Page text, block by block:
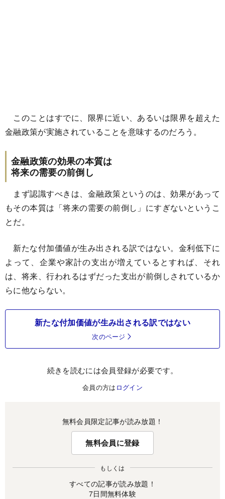
このことはすでに、限界に近い、あるいは限界を超えた
金融政策が実施されていることを意味するのだろう。
金融政策の効果の本質は
将来の需要の前倒し
まず認識すべきは、金融政策というのは、効果があって
もその本質は「将来の需要の前倒し」にすぎないというこ
とだ。
新たな付加価値が生み出される訳ではない。金利低下に
よって、企業や家計の支出が増えているとすれば、それ
は、将来、行われるはずだった支出が前倒しされているか
らに他ならない。
新たな付加価値が生み出される訳ではない
次のページ
続きを読むには会員登録が必要です。
会員の方は ログイン
無料会員限定記事が読み放題！
無料会員に登録
もしくは
すべての記事が読み放題！
7日間無料体験